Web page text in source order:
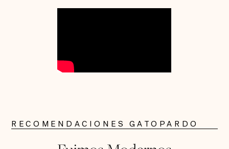
RECOMENDACIONES GATOPARDO